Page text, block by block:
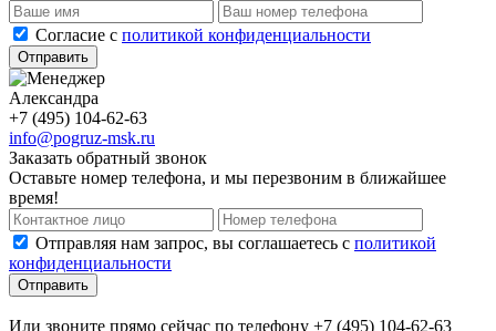
Cогласие с политикой конфиденциальности
Отправить
Александра
+7 (495) 104-62-63
info@pogruz-msk.ru
Заказать обратный звонок
Оставьте номер телефона, и мы перезвоним в ближайшее
время!
Отправляя нам запрос, вы соглашаетесь с политикой
конфиденциальности
Отправить
Или звоните прямо сейчас по телефону +7 (495) 104-62-63